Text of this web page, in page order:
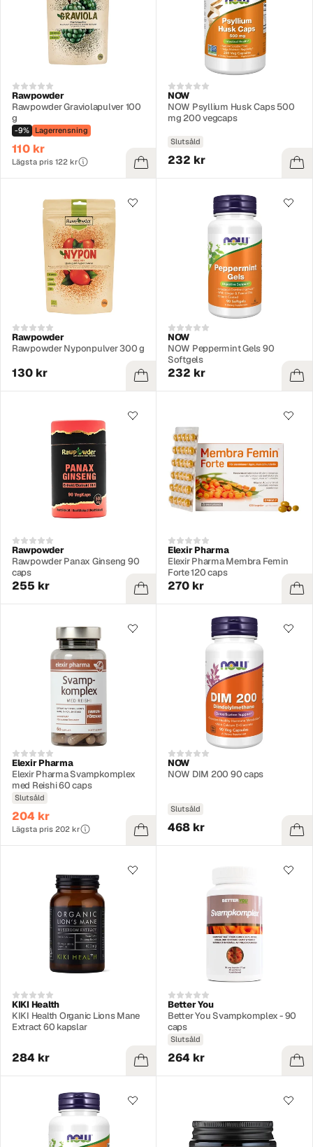
Rawpowder
Rawpowder Graviolapulver 100
g
-9% Lagerrensning
110 kr
Lägsta pris 122 kr
NOW
NOW Psyllium Husk Caps 500
mg 200 vegcaps
Slutsåld
232 kr
Rawpowder
Rawpowder Nyponpulver 300 g
130 kr
NOW
NOW Peppermint Gels 90
Softgels
232 kr
Rawpowder
Rawpowder Panax Ginseng 90
caps
255 kr
Elexir Pharma
Elexir Pharma Membra Femin
Forte 120 caps
270 kr
Elexir Pharma
Elexir Pharma Svampkomplex
med Reishi 60 caps
Slutsåld
204 kr
Lägsta pris 202 kr
NOW
NOW DIM 200 90 caps
Slutsåld
468 kr
KIKI Health
KIKI Health Organic Lions Mane
Extract 60 kapslar
284 kr
Better You
Better You Svampkomplex - 90
caps
Slutsåld
264 kr